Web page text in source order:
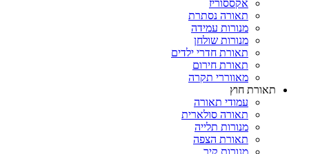
אקססוריז
תאורה נסתרת
מנורות עמידה
מנורות שולחן
תאורת חדרי ילדים
תאורת חירום
מאווררי תקרה
תאורת חוץ
עמודי תאורה
תאורה סולארית
מנורות תלייה
תאורת הצפה